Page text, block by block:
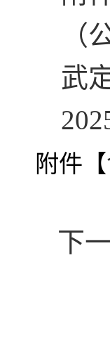
（
武
附件【
下